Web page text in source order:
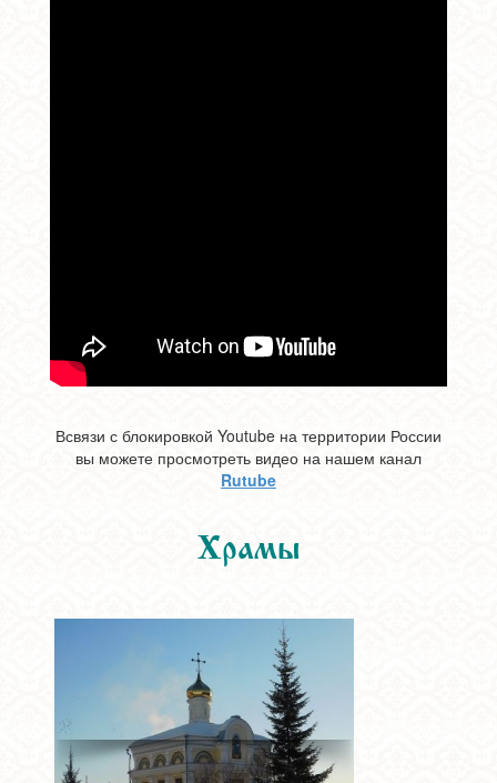
Всвязи с блокировкой Youtube на территории России
вы можете просмотреть видео на нашем канал
Rutube
Храмы